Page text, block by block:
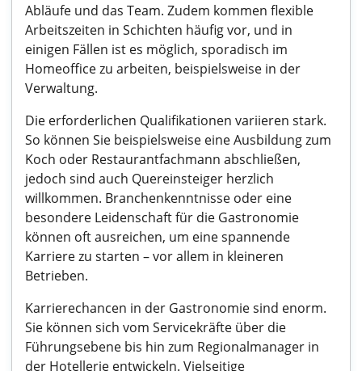
Abläufe und das Team. Zudem kommen flexible
Arbeitszeiten in Schichten häufig vor, und in
einigen Fällen ist es möglich, sporadisch im
Homeoffice zu arbeiten, beispielsweise in der
Verwaltung.
Die erforderlichen Qualifikationen variieren stark.
So können Sie beispielsweise eine Ausbildung zum
Koch oder Restaurantfachmann abschließen,
jedoch sind auch Quereinsteiger herzlich
willkommen. Branchenkenntnisse oder eine
besondere Leidenschaft für die Gastronomie
können oft ausreichen, um eine spannende
Karriere zu starten – vor allem in kleineren
Betrieben.
Karrierechancen in der Gastronomie sind enorm.
Sie können sich vom Servicekräfte über die
Führungsebene bis hin zum Regionalmanager in
der Hotellerie entwickeln. Vielseitige